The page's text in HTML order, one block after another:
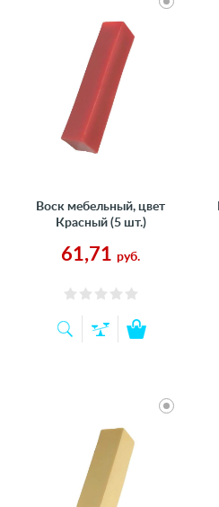
Воск мебельный, цвет
Красный (5 шт.)
61,71 руб.